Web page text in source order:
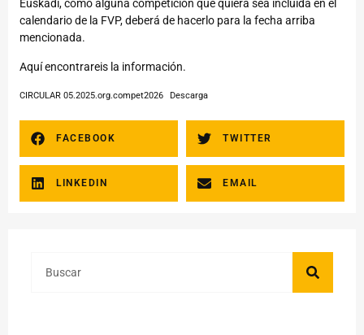
Euskadi, como alguna competición que quiera sea incluida en el
calendario de la FVP, deberá de hacerlo para la fecha arriba
mencionada.
Aquí encontrareis la información.
CIRCULAR 05.2025.org.compet2026 Descarga
FACEBOOK TWITTER
LINKEDIN EMAIL